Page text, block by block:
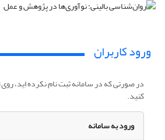
ورود کاربران
در صورتی که در سامانه ثبت نام نکرده اید، روی
کنید.
ورود به سامانه